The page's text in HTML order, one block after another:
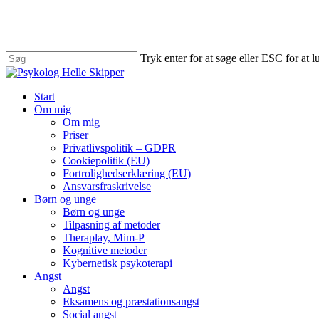
content
Tryk enter for at søge eller ESC for at
Close
search
Menu
Start
Om mig
Om mig
Priser
Privatlivspolitik – GDPR
Cookiepolitik (EU)
Fortrolighedserklæring (EU)
Ansvarsfraskrivelse
Børn og unge
Børn og unge
Tilpasning af metoder
Theraplay, Mim-P
Kognitive metoder
Kybernetisk psykoterapi
Angst
Angst
Eksamens og præstationsangst
Social angst